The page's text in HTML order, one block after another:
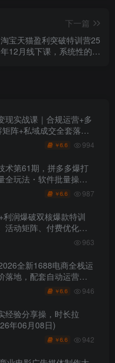
下一篇
淘宝天猫盈利突破特训营25
年12月线下课，系统性的深
现实战课｜合规运营+多
阵+私域成交全套落地
￥6.6 994
术第61期，拼多多爆打
全玩法・软件批量操
阵实战课
￥6.6 987
润爆破双核爆款特训
活动矩阵、付费优化、
963
全新1688电商全栈运
落地，配套自动运营表
￥6.6 946
经验分享操，时长拉
年06月08日)
￥6.6 942